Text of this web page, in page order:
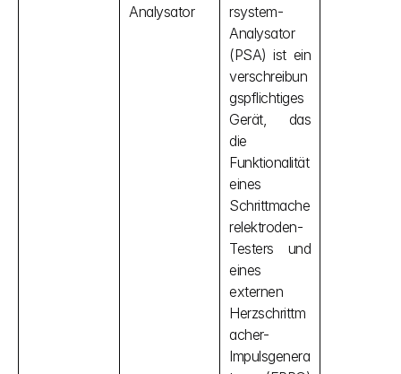
Analysator
rsystem-
Analysator
(PSA) ist ein
verschreibun
gspflichtiges
Gerät, das
die
Funktionalität
eines
Schrittmache
relektroden-
Testers und
eines
externen
Herzschrittm
acher-
Impulsgenera